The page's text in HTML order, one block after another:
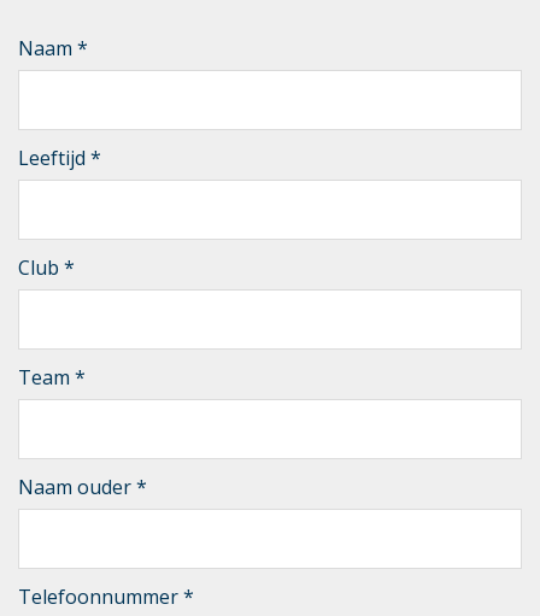
Naam *
Leeftijd *
Club *
Team *
Naam ouder*
Telefoonnummer*